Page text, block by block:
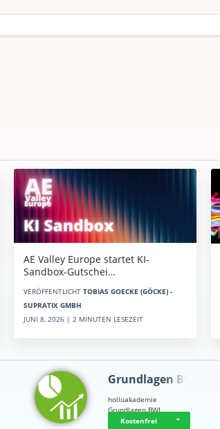
AE Valley Europe startet KI-
Sandbox-Gutschei…
VERÖFFENTLICHT TOBIAS GOECKE (GÖCKE) -
SUPRATIX GMBH
JUNI 8, 2026 | 2 MINUTEN LESEZEIT
Grundlagen BWL
holluakademie
Grundlagen BWL
Kostenfrei